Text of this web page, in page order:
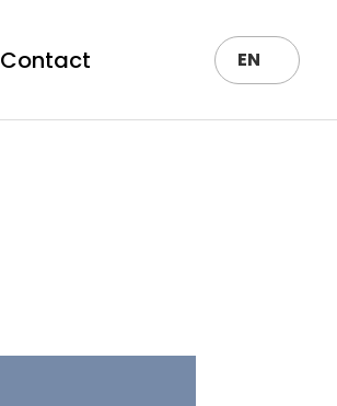
Contact EN